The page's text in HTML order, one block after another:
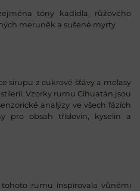
tóny kadidla, růžového
meruněk a sušené myrty
sirupu z cukrové šťávy a melasy
Vzorky rumu Cihuatán jsou
analýzy ve všech fázích
pro obsah tříslovin, kyselin a
rumu inspirovala vůněmi